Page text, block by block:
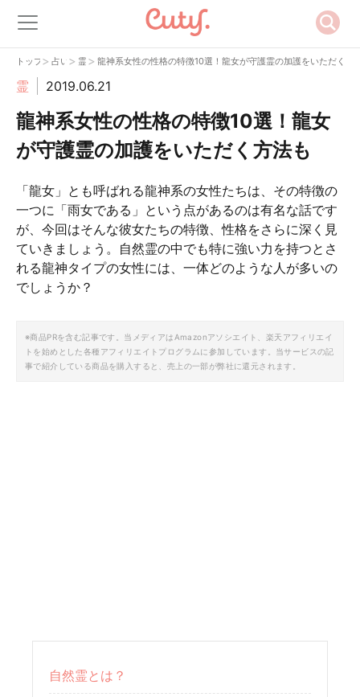
トップ > 占い > 霊 > 龍神系女性の性格の特徴10選！龍女が守護霊の加護をいただく方
霊 2019.06.21
龍神系女性の性格の特徴10選！龍女
が守護霊の加護をいただく方法も
「龍女」とも呼ばれる龍神系の女性たちは、その特徴の
一つに「雨女である」という点があるのは有名な話です
が、今回はそんな彼女たちの特徴、性格をさらに深く見
ていきましょう。自然霊の中でも特に強い力を持つとさ
れる龍神タイプの女性には、一体どのような人が多いの
でしょうか？
※商品PRを含む記事です。当メディアはAmazonアソシエイト、楽天アフィリエイ
トを始めとした各種アフィリエイトプログラムに参加しています。当サービスの記
事で紹介している商品を購入すると、売上の一部が弊社に還元されます。
自然霊とは？